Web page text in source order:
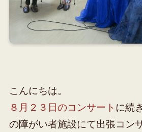
こんにちは。
８月２３日のコンサート に続
の障がい者施設にて出張コン